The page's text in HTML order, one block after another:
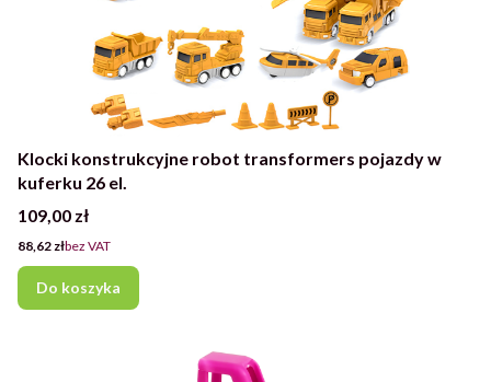
Klocki konstrukcyjne robot transformers pojazdy w
kuferku 26 el.
Cena
109,00 zł
Cena
88,62 złbez VAT
Do koszyka